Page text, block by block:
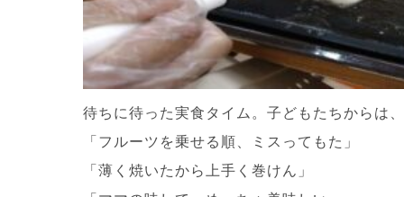
待ちに待った実食タイム。子どもたちからは、
「フルーツを乗せる順、ミスってもた」
「薄く焼いたから上手く巻けん」